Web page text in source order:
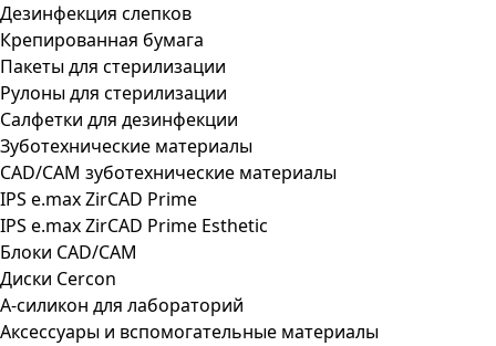
Дезинфекция слепков
Крепированная бумага
Пакеты для стерилизации
Рулоны для стерилизации
Салфетки для дезинфекции
Зуботехнические материалы
CAD/CAM зуботехнические материалы
IPS e.max ZirCAD Prime
IPS e.max ZirCAD Prime Esthetic
Блоки CAD/CAM
Диски Cercon
А-силикон для лабораторий
Аксессуары и вспомогательные материалы